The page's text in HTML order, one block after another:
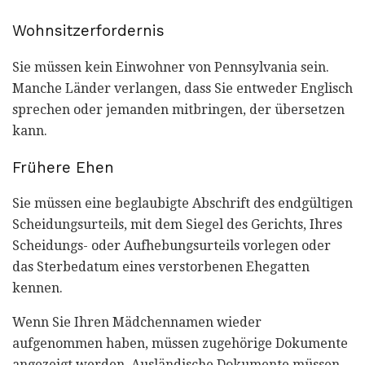
Wohnsitzerfordernis
Sie müssen kein Einwohner von Pennsylvania sein.
Manche Länder verlangen, dass Sie entweder Englisch
sprechen oder jemanden mitbringen, der übersetzen
kann.
Frühere Ehen
Sie müssen eine beglaubigte Abschrift des endgültigen
Scheidungsurteils, mit dem Siegel des Gerichts, Ihres
Scheidungs- oder Aufhebungsurteils vorlegen oder
das Sterbedatum eines verstorbenen Ehegatten
kennen.
Wenn Sie Ihren Mädchennamen wieder
aufgenommen haben, müssen zugehörige Dokumente